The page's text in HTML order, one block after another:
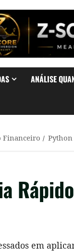
ANÁLISE
Financeiro Python
em